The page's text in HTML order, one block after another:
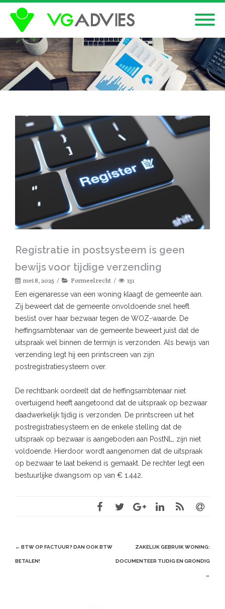
Registratie in postsysteem is geen
bewijs voor tijdige verzending
mei 8, 2025 Formeel recht 131
Een eigenaresse van een woning klaagt de gemeente aan.
Zij beweert dat de gemeente onvoldoende snel heeft
beslist over haar bezwaar tegen de WOZ-waarde. De
heffingsambtenaar van de gemeente beweert juist dat de
uitspraak wel binnen de termijn is verzonden. Als bewijs van
verzending legt hij een printscreen van zijn
postregistratiesysteem over.
De rechtbank oordeelt dat de heffingsambtenaar niet
overtuigend heeft aangetoond dat de uitspraak op bezwaar
daadwerkelijk tijdig is verzonden. De printscreen uit het
postregistratiesysteem en de enkele stelling dat de
uitspraak op bezwaar is aangeboden aan PostNL, zijn niet
voldoende. Hierdoor wordt aangenomen dat de uitspraak
op bezwaar te laat bekend is gemaakt. De rechter legt een
bestuurlijke dwangsom op van € 1.442.
Post
navigation
← BTW OP FACTUUR? DAN OOK BTW
BETALEN!
ZAKELIJK GEBRUIK WONING:
DOCUMENTEER TIJDIG EN GRONDIG
→